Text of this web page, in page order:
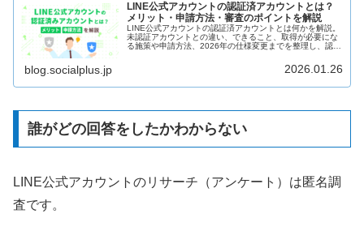
LINE公式アカウントの認証済アカウントとは？
メリット・申請方法・審査のポイントを解説
LINE公式アカウントの認証済アカウントとは何かを解説。
未認証アカウントとの違い、できること、取得が必要にな
る施策や申請方法、2026年の仕様変更までを整理し、認証
blog.socialplus.jp 2026.01.26
誰がどの回答をしたかわからない
LINE公式アカウントのリサーチ（アンケート）は匿名調
査です。